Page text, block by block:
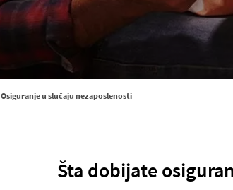
Osiguranje u slučaju nezaposlenosti
Šta dobijate